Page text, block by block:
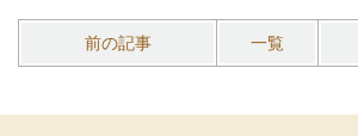
前の記事 一覧